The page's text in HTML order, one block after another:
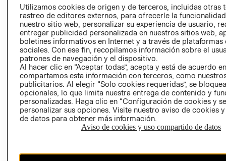
AVISO DE
PRIVACIDAD
GIFT CARD
AVISO DE
COOKIES
Chile ($)
Utilizamos cookies de origen y de terceros, incluidas otras
rastreo de editores externos, para ofrecerle la
nuestro sitio web, personalizar su experiencia de usuario,
entregar publicidad personalizada en nuestros sitios web,
boletines informativos en Internet y a través de plataformas
sociales. Con ese fin, recopilamos información sobre el
patrones de navegación y el dispositivo.
Al hacer clic en “Aceptar todas”, acepta y está de acuerdo
compartamos esta información con terceros, como
publicitarios. Al elegir “Solo cookies requeridas”, se
opcionales, lo que limita nuestra entrega de contenido y
personalizadas. Haga clic en “Configuración de cookies y
personalizar sus opciones. Visite nuestro aviso de cookies
de datos para obtener más información.
Aviso de cookies y uso compartido de datos